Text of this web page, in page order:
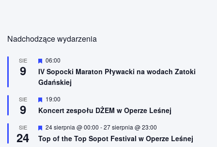
Nadchodzące wydarzenia
SIE
9
W
y
r
ó
n
o
e
06:00
IV Sopocki Maraton Pływacki na wodach Zatoki
Gdańskiej
SIE
9
W
r
ż
n
19:00
Koncert zespołu DŻEM w Operze Leśnej
SIE
24
W
r
24 sierpnia @ 00:00 -27 sierpnia @ 23:00
Top of the Top Sopot Festival w Operze Leśnej